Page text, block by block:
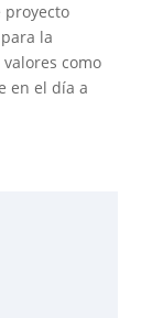
proyecto
la
como
en el día a